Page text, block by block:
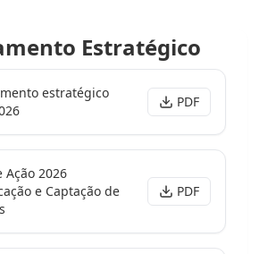
Estratégico
estratégico
PDF
Ação 2026
e Captação de
PDF